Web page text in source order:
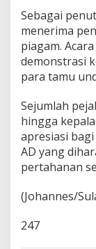
Sebagai
menerima
piagam.
demonstrasi
para tamu
Sejumlah
hingga
apresiasi
AD yang
pertahanan
(Johannes/
247